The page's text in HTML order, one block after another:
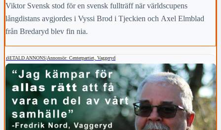
Viktor Svensk stod för en svensk fullträff när världscupens
långdistans avgjordes i Vyssi Brod i Tjeckien och Axel Elmblad
från Bredaryd blev fin nia.
BETALD ANNONS Annonsör: Centerpartiet, Vaggeryd